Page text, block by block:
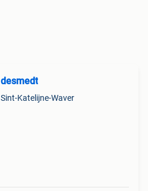
desmedt
Sint-Katelijne-Waver